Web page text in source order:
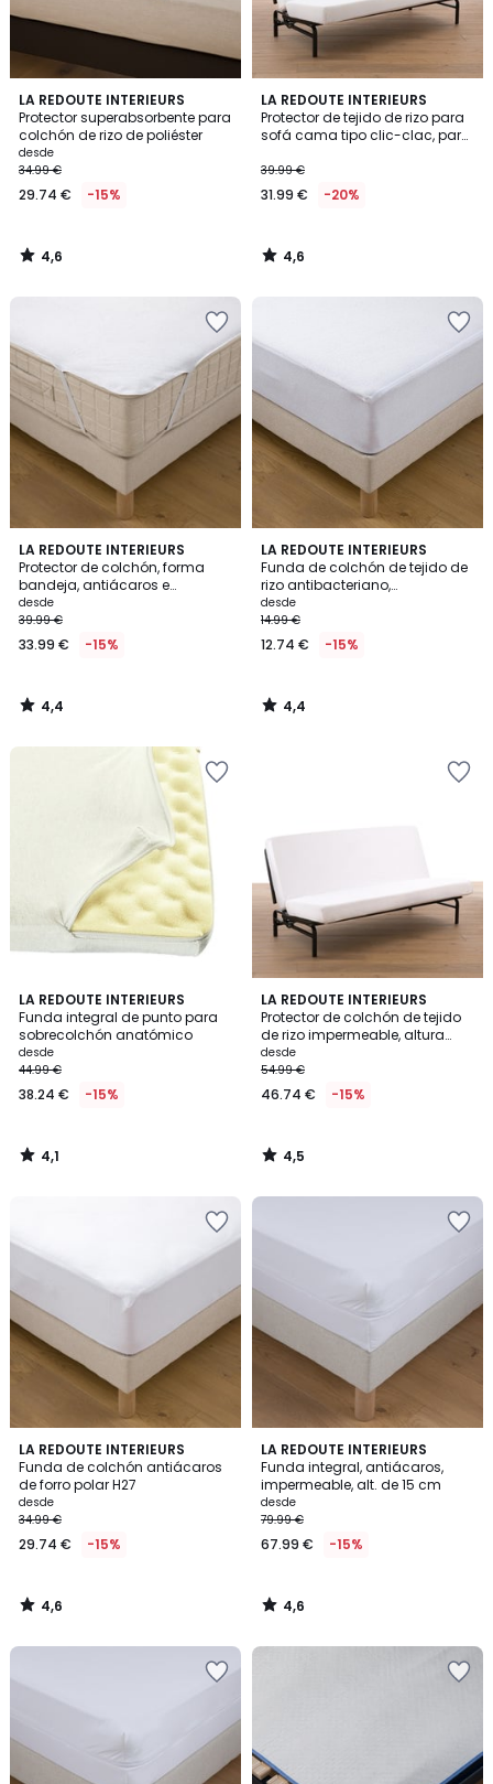
LA REDOUTE INTERIEURS
Protector superabsorbente para
colchón de rizo de poliéster
desde
34.99 €
29.74 € -15%
4,6
/ 5
4,6
/
LA REDOUTE INTERIEURS
Protector de tejido de rizo para
sofá cama tipo clic-clac, para
39.99 €
31.99 € -20%
4,6
/ 5
4,6
/
LA REDOUTE INTERIEURS
Protector de colchón, forma
bandeja, antiácaros e
impermeable
desde
39.99 €
33.99 € -15%
4,4
/ 5
4,4
/
LA REDOUTE INTERIEURS
Funda de colchón de tejido de
rizo antibacteriano,
impermeable, altura máxima
25 cm
desde
14.99 €
12.74 € -15%
4,4
/ 5
4,4
/
LA REDOUTE INTERIEURS
Funda integral de punto para
sobrecolchón anatómico
desde
44.99 €
38.24 € -15%
4,1
/ 5
4,1
/
LA REDOUTE INTERIEURS
Protector de colchón de tejido
de rizo impermeable, altura
máxima 24 cm
desde
54.99 €
46.74 € -15%
4,5
/ 5
4,5
/
LA REDOUTE INTERIEURS
Funda de colchón antiácaros
de forro polar H27
desde
34.99 €
29.74 € -15%
4,6
/ 5
4,6
/
LA REDOUTE INTERIEURS
Funda integral, antiácaros,
impermeable, alt. de 15 cm
desde
79.99 €
67.99 € -15%
4,6
/ 5
4,6
/